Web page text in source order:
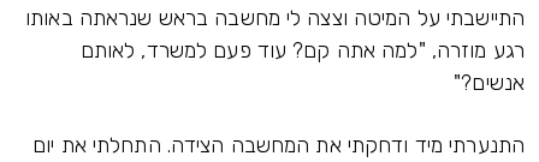
התיישבתי על המיטה וצצה לי מחשבה בראש שנראתה באותו
רגע מוזרה, "למה אתה קם? עוד פעם למשרד, לאותם
אנשים?"
התנערתי מיד ודחקתי את המחשבה הצידה. התחלתי את יום